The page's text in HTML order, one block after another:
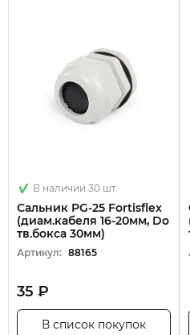
В наличии 30 шт.
Сальник PG-25 Fortisflex
(диам.кабеля 16-20мм, Dо
тв.бокса 30мм)
Артикул: 88165
35 ₽
В список покупок